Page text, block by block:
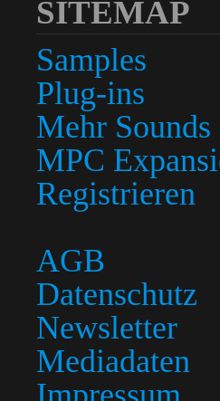
SITEMAP
Samples
Plug-ins
Mehr
MPC
Registrieren
AGB
Datenschutz
Newsletter
Mediadaten